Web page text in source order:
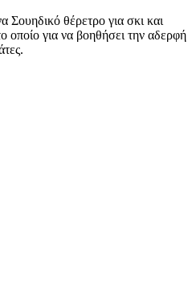
Σουηδικό θέρετρο για σκι και
οποίο για να βοηθήσει την αδερφή